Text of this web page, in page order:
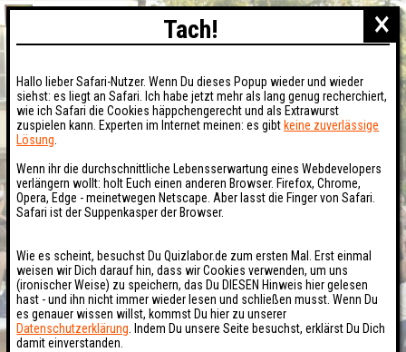
×
Tach!
Hallo lieber Safari-Nutzer. Wenn Du dieses Popup wieder und wieder
siehst: es liegt an Safari. Ich habe jetzt mehr als lang genug recherchiert,
wie ich Safari die Cookies häppchengerecht und als Extrawurst
zuspielen kann. Experten im Internet meinen: es gibt keine zuverlässige
Lösung
Wenn ihr die durchschnittliche Lebensserwartung eines Webdevelopers
verlängern wollt: holt Euch einen anderen Browser. Firefox, Chrome,
Opera, Edge - meinetwegen Netscape. Aber lasst die Finger von Safari.
Safari ist der Suppenkasper der Browser.
Wie es scheint, besuchst Du Quizlabor.de zum ersten Mal. Erst einmal
weisen wir Dich darauf hin, dass wir Cookies verwenden, um uns
(ironischer Weise) zu speichern, das Du DIESEN Hinweis hier gelesen
hast - und ihn nicht immer wieder lesen und schließen musst. Wenn Du
es genauer wissen willst, kommst Du hier zu unserer
Datenschutzerklärung . Indem Du unsere Seite besuchst, erklärst Du Dich
damit einverstanden.